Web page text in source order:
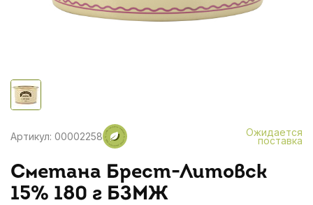
Артикул: 00002258 Ожидается
поставка
Сметана Брест-Литовск
15% 180 г БЗМЖ